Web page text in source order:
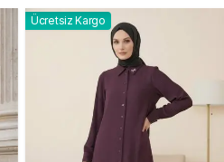
Ücretsiz Kargo